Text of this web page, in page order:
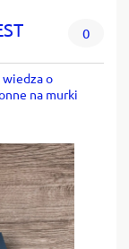
0
o
na murki